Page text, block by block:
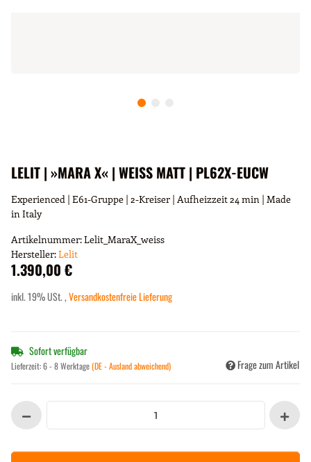
LELIT | »MARA X« | WEISS MATT | PL62X-EUCW
Experienced | E61-Gruppe | 2-Kreiser | Aufheizzeit 24 min | Made
in Italy
Artikelnummer:Lelit_MaraX_weiss
Hersteller:Lelit
1.390,00 €
inkl. 19% USt. ,Versandkostenfreie Lieferung
Sofort verfügbar
Lieferzeit:6 - 8 Werktage(DE - Ausland abweichend) Frage zum Artikel